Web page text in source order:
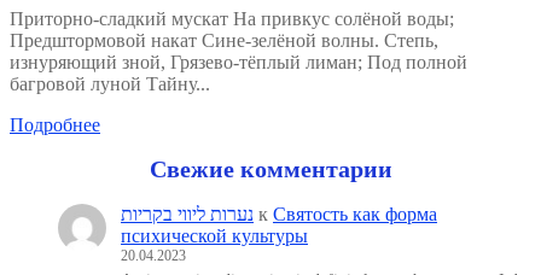
Приторно-сладкий мускат На привкус солёной воды;
Предштормовой накат Сине-зелёной волны. Степь,
изнуряющий зной, Грязево-тёплый лиман; Под полной
багровой луной Тайну...
Подробнее
Свежие комментарии
נערות ליווי בקריות к Святость как форма
психической культуры
20.04.2023